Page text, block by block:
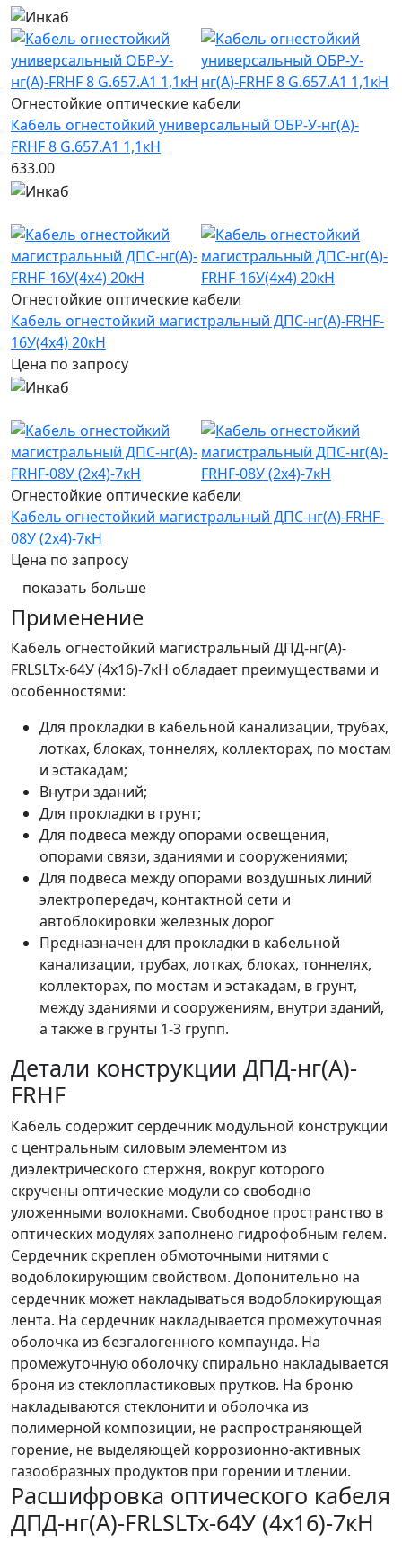
Огнестойкие оптические кабели
Кабель огнестойкий универсальный ОБР-У-нг(A)-
FRHF 8 G.657.А1 1,1кН
633.00
Огнестойкие оптические кабели
Кабель огнестойкий магистральный ДПС-нг(А)-FRHF-
16У(4х4) 20кН
Цена по запросу
Огнестойкие оптические кабели
Кабель огнестойкий магистральный ДПС-нг(А)-FRHF-
08У (2x4)-7кН
Цена по запросу
показать больше
Применение
Кабель огнестойкий магистральный ДПД-нг(А)-
FRLSLTx-64У (4x16)-7кН обладает преимуществами и
особенностями:
Для прокладки в кабельной канализации, трубах,
лотках, блоках, тоннелях, коллекторах, по мостам
и эстакадам;
Внутри зданий;
Для прокладки в грунт;
Для подвеса между опорами освещения,
опорами связи, зданиями и сооружениями;
Для подвеса между опорами воздушных линий
электропередач, контактной сети и
автоблокировки железных дорог
Предназначен для прокладки в кабельной
канализации, трубах, лотках, блоках, тоннелях,
коллекторах, по мостам и эстакадам, в грунт,
между зданиями и сооружениям, внутри зданий,
а также в грунты 1-3 групп.
Детали конструкции ДПД-нг(А)-
FRHF
Кабель содержит сердечник модульной конструкции
с центральным силовым элементом из
диэлектрического стержня, вокруг которого
скручены оптические модули со свободно
уложенными волокнами. Свободное пространство в
оптических модулях заполнено гидрофобным гелем.
Сердечник скреплен обмоточными нитями с
водоблокирующим свойством. Допонительно на
сердечник может накладываться водоблокирующая
лента. На сердечник накладывается промежуточная
оболочка из безгалогенного компаунда. На
промежуточную оболочку спирально накладывается
броня из стеклопластиковых прутков. На броню
накладываются стеклонити и оболочка из
полимерной композиции, не распространяющей
горение, не выделяющей коррозионно-активных
газообразных продуктов при горении и тлении.
Расшифровка оптического кабеля
ДПД-нг(А)-FRLSLTx-64У (4x16)-7кН